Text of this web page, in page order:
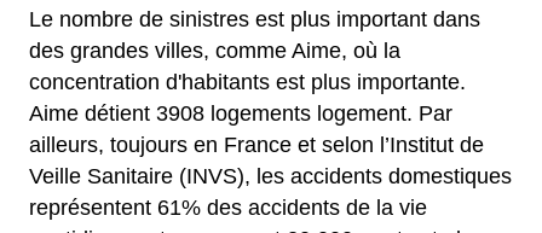
Le nombre de sinistres est plus important dans
des grandes villes, comme Aime, où la
concentration d'habitants est plus importante.
Aime détient 3908 logements logement. Par
ailleurs, toujours en France et selon l’Institut de
Veille Sanitaire (INVS), les accidents domestiques
représentent 61% des accidents de la vie